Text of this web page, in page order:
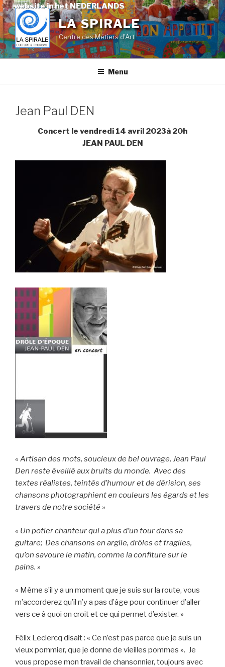
website in het NEDERLANDS
Skip
to
content
LA SPIRALE
Centre des Métiers d'Art
Menu
Jean Paul DEN
Concert le vendredi 14 avril 2023à 20h
JEAN PAUL DEN
« Artisan des mots, soucieux de bel ouvrage, Jean Paul
Den reste éveillé aux bruits du monde. Avec des
textes réalistes, teintés d’humour et de dérision, ses
chansons photographient en couleurs les égards et les
travers de notre société »
« Un potier chanteur qui a plus d’un tour dans sa
guitare; Des chansons en argile, drôles et fragiles,
qu’on savoure le matin, comme la confiture sur le
pains. »
« Même s’il y a un moment que je suis sur la route, vous
m’accorderez qu’il n’y a pas d’âge pour continuer d’aller
vers ce à quoi on croit et ce qui permet d’exister. »
Félix Leclercq disait : « Ce n’est pas parce que je suis un
vieux pommier, que je donne de vieilles pommes ». Je
vous propose mon travail de chansonnier, toujours avec